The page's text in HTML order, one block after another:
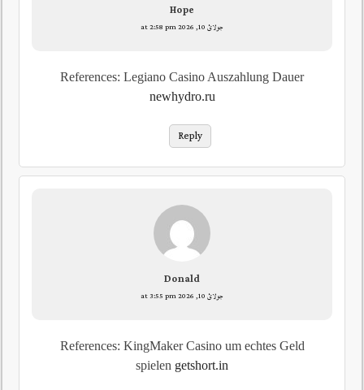
Hope
جولائ 10, 2026 at 2:58 pm
References: Legiano Casino Auszahlung Dauer
newhydro.ru
Reply
Donald
جولائ 10, 2026 at 3:55 pm
References: KingMaker Casino um echtes Geld
spielen getshort.in